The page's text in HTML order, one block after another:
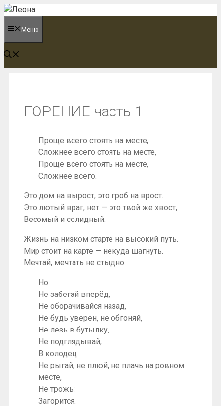
Перейти
содержимому
Меню
ГОРЕНИЕ часть 1
Проще всего стоять на месте,
Сложнее всего стоять на месте,
Проще всего стоять на месте,
Сложнее всего.
Это дом на вырост, это гроб на врост.
Это лютый враг, нет — это твой же хвост,
Весомый и солидный.
Жизнь на низком старте на высокий путь.
Мир стоит на карте — некуда шагнуть.
Мечтай, мечтать не стыдно.
Но
Не забегай вперёд,
Не оборачивайся назад,
Не будь уверен, не обгоняй,
Не лезь в бутылку,
Не подглядывай,
В колодец
Не рыгай, не плюй, не плачь на ровном
месте,
Не трожь:
Загорится.